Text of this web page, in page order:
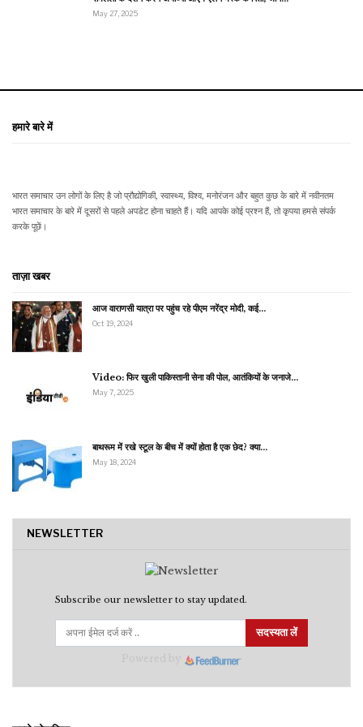
May 27, 2025
हमारे बारे में
भारत समाचार उन लोगों के लिए है जो प्रौद्योगिकी, स्वास्थ्य, विश्व, मनोरंजन और बहुत कुछ के बारे में नवीनतम
भारत समाचार के बारे में दूसरों से पहले अपडेट होना चाहते हैं। यदि आपके कोई प्रश्न हैं, तो कृपया हमसे संपर्क
करके पूछें।
ताज़ा खबर
आज वाराणसी यात्रा पर पहुंच रहे पीएम नरेंद्र मोदी, कई…
Oct 19, 2024
Video: फिर खुली पाकिस्तानी सेना की पोल, आतंकियों के जनाजे…
May 7, 2025
बाथरूम में रखे स्टूल के बीच में क्यों होता है एक छेद? क्या…
May 18, 2024
NEWSLETTER
Subscribe our newsletter to stay updated.
सदस्यता लें